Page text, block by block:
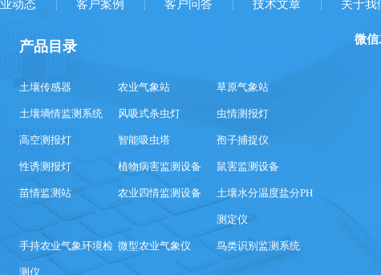
动态 客户案例 客户问答 技术文章 关于我
产品目录
土壤传感器 农业气象站 草原气象站
土壤墒情监测系统 风吸式杀虫灯 虫情测报灯
高空测报灯 智能吸虫塔 孢子捕捉仪
性诱测报灯 植物病害监测设备 鼠害监测设备
苗情监测站 农业四情监测设备 土壤水分温度盐分PH
测定仪
手持农业气象环境检
测仪
微型农业气象仪 鸟类识别监测系统
微